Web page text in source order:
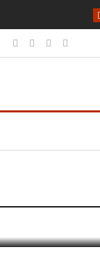
en locales de